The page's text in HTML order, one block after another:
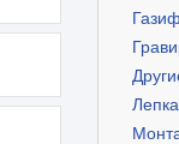
Лепка